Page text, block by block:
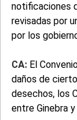
notificaciones
revisadas por
por los
CA: El
daños de
desechos, los
entre Ginebra y